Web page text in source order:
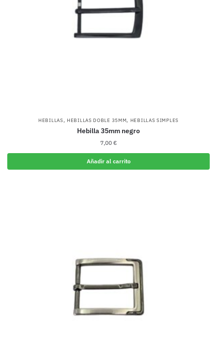
HEBILLAS, HEBILLAS DOBLE 35MM, HEBILLAS SIMPLES
Hebilla 35mm negro
7,00 €
Añadir al carrito